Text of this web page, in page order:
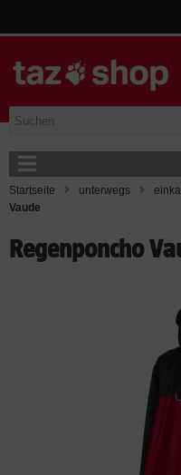
Startseite unterwegs
Vaude
Regenponcho